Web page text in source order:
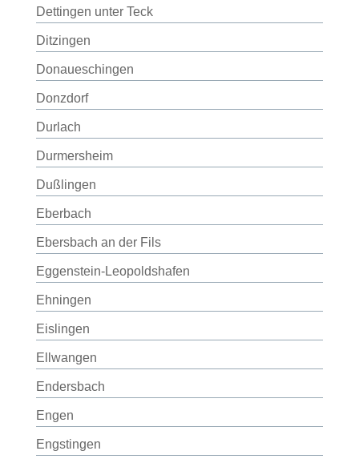
Dettingen unter Teck
Ditzingen
Donaueschingen
Donzdorf
Durlach
Durmersheim
Dußlingen
Eberbach
Ebersbach an der Fils
Eggenstein-Leopoldshafen
Ehningen
Eislingen
Ellwangen
Endersbach
Engen
Engstingen